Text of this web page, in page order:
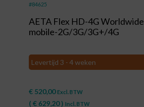
#84625
AETA Flex HD-4G Worldwide
mobile-2G/3G/3G+/4G
Levertijd 3 - 4 weken
€ 520,00 Excl. BTW
( € 629,20) Incl. BTW